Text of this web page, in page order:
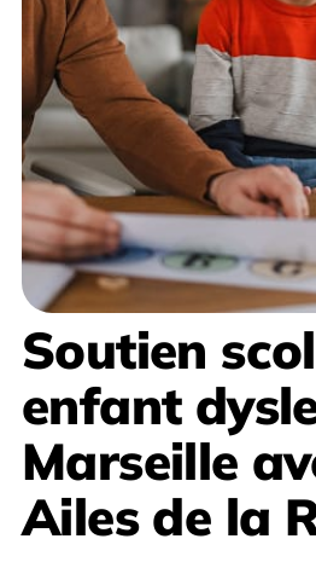
Soutien
enfant
Marseille
Ailes de la